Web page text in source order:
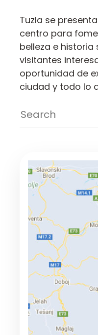
Tuzla se
centro para
belleza e
visitantes
oportunidad de
ciudad y todo lo